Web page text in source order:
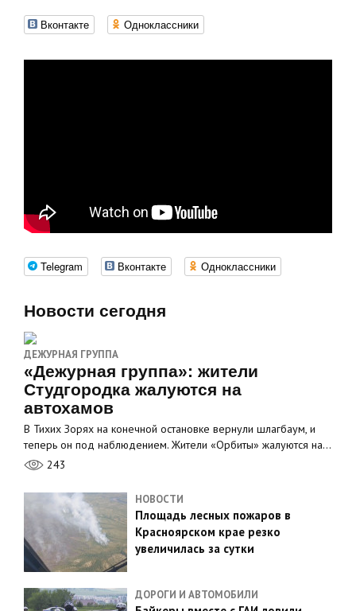
Вконтакте Одноклассники
Telegram Вконтакте Одноклассники
Новости сегодня
ДЕЖУРНАЯ ГРУППА
«Дежурная группа»: жители
Студгородка жалуются на
автохамов
В Тихих Зорях на конечной остановке вернули шлагбаум, и
теперь он под наблюдением. Жители «Орбиты» жалуются на…
243
НОВОСТИ
Площадь лесных пожаров в
Красноярском крае резко
увеличилась за сутки
ДОРОГИ И АВТОМОБИЛИ